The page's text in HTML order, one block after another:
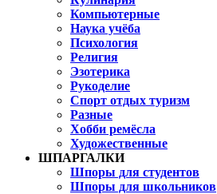
Компьютерные
Наука учёба
Психология
Религия
Эзотерика
Рукоделие
Спорт отдых туризм
Разные
Хобби ремёсла
Художественные
ШПАРГАЛКИ
Шпоры для студентов
Шпоры для школьников